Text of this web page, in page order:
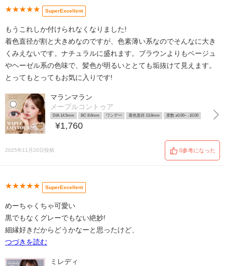
★★★★★ SuperExcellent
もうこれしか付けられなくなりました!
着色直径が割と大きめなのですが、色素薄い系なのでそんなに大き
くみえないです。ナチュラルに盛れます。ブラウンよりもベージュ
やヘーゼル系の色味で、髪色が明るいととても垢抜けて見えます。
とってもとってもお気に入りです!
マランマラン
メープルコントゥア
DIA 14.5mm BC 8.6mm ワンデー 着色直径 13.8mm 度数 ±0.00~ -10.00
¥1,760
2025年11月20日投稿 0参考になった
★★★★★ SuperExcellent
めーちゃくちゃ可愛い
黒でもなくグレーでもない絶妙!
細縁好きだからどうかなーと思ったけど、
つづきを読む
ミレディ